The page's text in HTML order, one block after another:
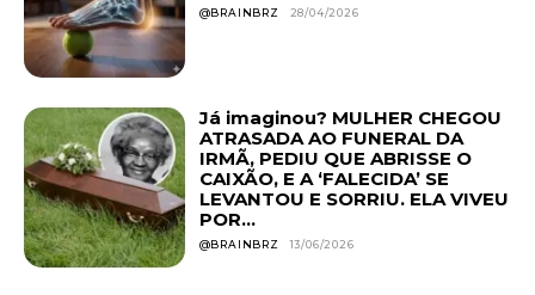
@BRAINBRZ 28/04/2026
Já imaginou? MULHER CHEGOU
ATRASADA AO FUNERAL DA
IRMÃ, PEDIU QUE ABRISSE O
CAIXÃO, E A ‘FALECIDA’ SE
LEVANTOU E SORRIU. ELA VIVEU
POR...
@BRAINBRZ 13/06/2026